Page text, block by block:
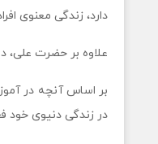
دارد، زندگی معنوی
علاوه بر حضرت علی،
بر اساس آنچه در
در زندگی دنیوی خود